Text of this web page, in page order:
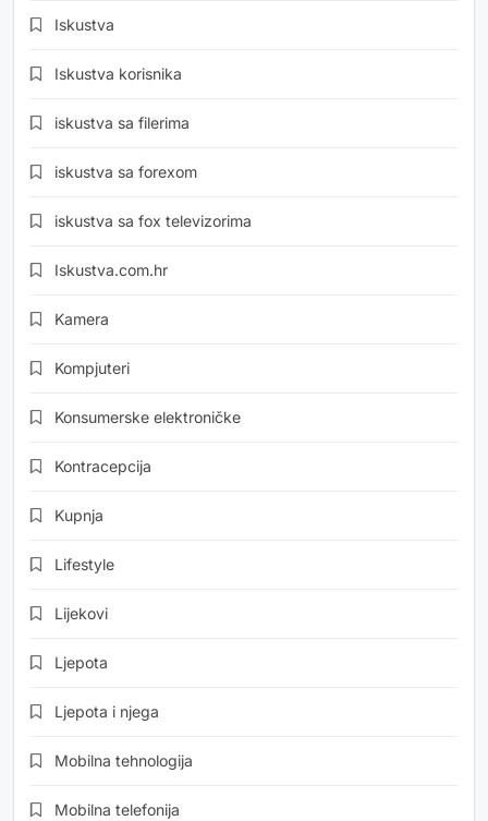
Iskustva
Iskustva korisnika
iskustva sa filerima
iskustva sa forexom
iskustva sa fox televizorima
Iskustva.com.hr
Kamera
Kompjuteri
Konsumerske elektroničke
Kontracepcija
Kupnja
Lifestyle
Lijekovi
Ljepota
Ljepota i njega
Mobilna tehnologija
Mobilna telefonija